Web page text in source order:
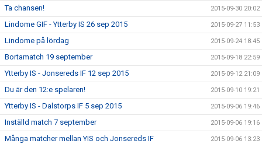
Ta chansen! 2015-09-30 20:02
Lindome GIF - Ytterby IS 26 sep 2015 2015-09-27 11:53
Lindome på lördag 2015-09-24 18:45
Bortamatch 19 september 2015-09-18 22:59
Ytterby IS - Jonsereds IF 12 sep 2015 2015-09-12 21:09
Du är den 12:e spelaren! 2015-09-10 19:21
Ytterby IS - Dalstorps IF 5 sep 2015 2015-09-06 19:46
Inställd match 7 september 2015-09-06 19:16
Många matcher mellan YIS och Jonsereds IF 2015-09-06 13:23